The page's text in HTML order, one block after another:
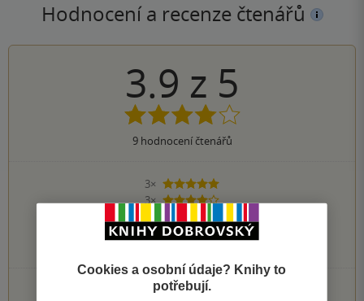
Hodnocení a recenze čtenářů
3.9 z 5
9hodnocení čtenářů
3×
5 hvězdiček
3×
4 hvězdičky
3 hvězdičky
1×
2 hvězdičky
PŘIDEJTE SVÉ HODNOCENÍ KNIHY
Cookies a osobní údaje? Knihy to
potřebují.